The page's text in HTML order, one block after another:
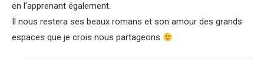
en l’apprenant également.
Il nous restera ses beaux romans et son amour des grands
espaces que je crois nous partageons